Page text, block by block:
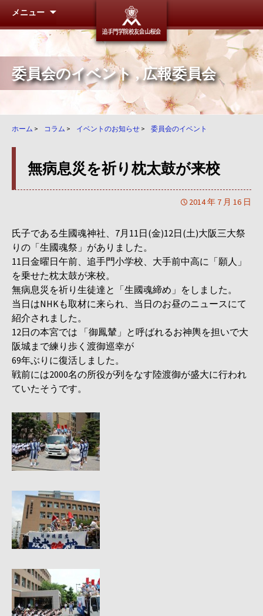
追手門学
メニュー
委員会のイベント ,広報委員会
ホーム > コラム > イベントのお知らせ > 委員会のイベント
無病息災を祈り枕太鼓が来校
2014 年 7 月 16 日
氏子である生國魂神社、7月11日(金)12日(土)大阪三大祭
りの「生國魂祭」がありました。
11日金曜日午前、追手門小学校、大手前中高に「願人」
を乗せた枕太鼓が来校。
無病息災を祈り生徒達と「生國魂締め」をしました。
当日はNHKも取材に来られ、当日のお昼のニュースにて
紹介されました。
12日の本宮では 「御鳳輦」と呼ばれるお神輿を担いで大
阪城まで練り歩く渡御巡幸が
69年ぶりに復活しました。
戦前には2000名の所役が列をなす陸渡御が盛大に行われ
ていたそうです。